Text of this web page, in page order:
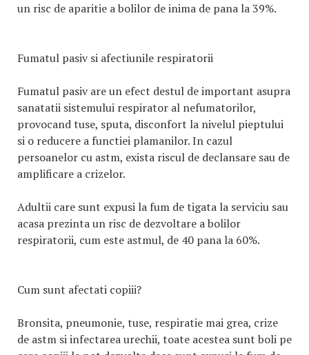
un risc de aparitie a bolilor de inima de pana la 39%.
Fumatul pasiv si afectiunile respiratorii
Fumatul pasiv are un efect destul de important asupra
sanatatii sistemului respirator al nefumatorilor,
provocand tuse, sputa, disconfort la nivelul pieptului
si o reducere a functiei plamanilor. In cazul
persoanelor cu astm, exista riscul de declansare sau de
amplificare a crizelor.
Adultii care sunt expusi la fum de tigata la serviciu sau
acasa prezinta un risc de dezvoltare a bolilor
respiratorii, cum este astmul, de 40 pana la 60%.
Cum sunt afectati copiii?
Bronsita, pneumonie, tuse, respiratie mai grea, crize
de astm si infectarea urechii, toate acestea sunt boli pe